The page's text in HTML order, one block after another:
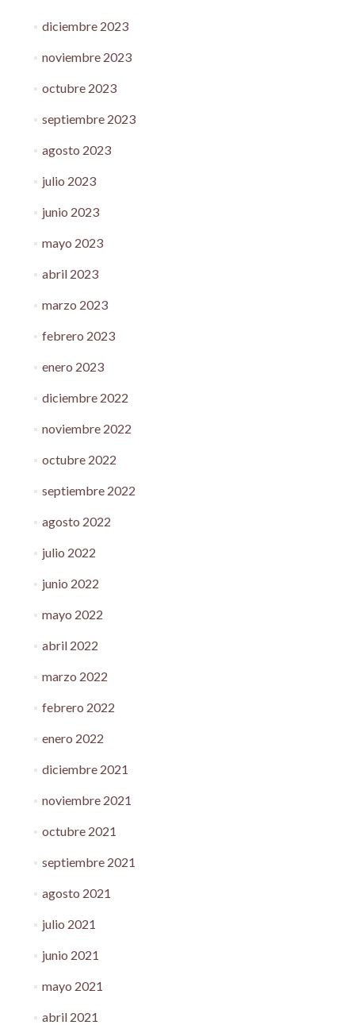
diciembre 2023
noviembre 2023
octubre 2023
septiembre 2023
agosto 2023
julio 2023
junio 2023
mayo 2023
abril 2023
marzo 2023
febrero 2023
enero 2023
diciembre 2022
noviembre 2022
octubre 2022
septiembre 2022
agosto 2022
julio 2022
junio 2022
mayo 2022
abril 2022
marzo 2022
febrero 2022
enero 2022
diciembre 2021
noviembre 2021
octubre 2021
septiembre 2021
agosto 2021
julio 2021
junio 2021
mayo 2021
abril 2021